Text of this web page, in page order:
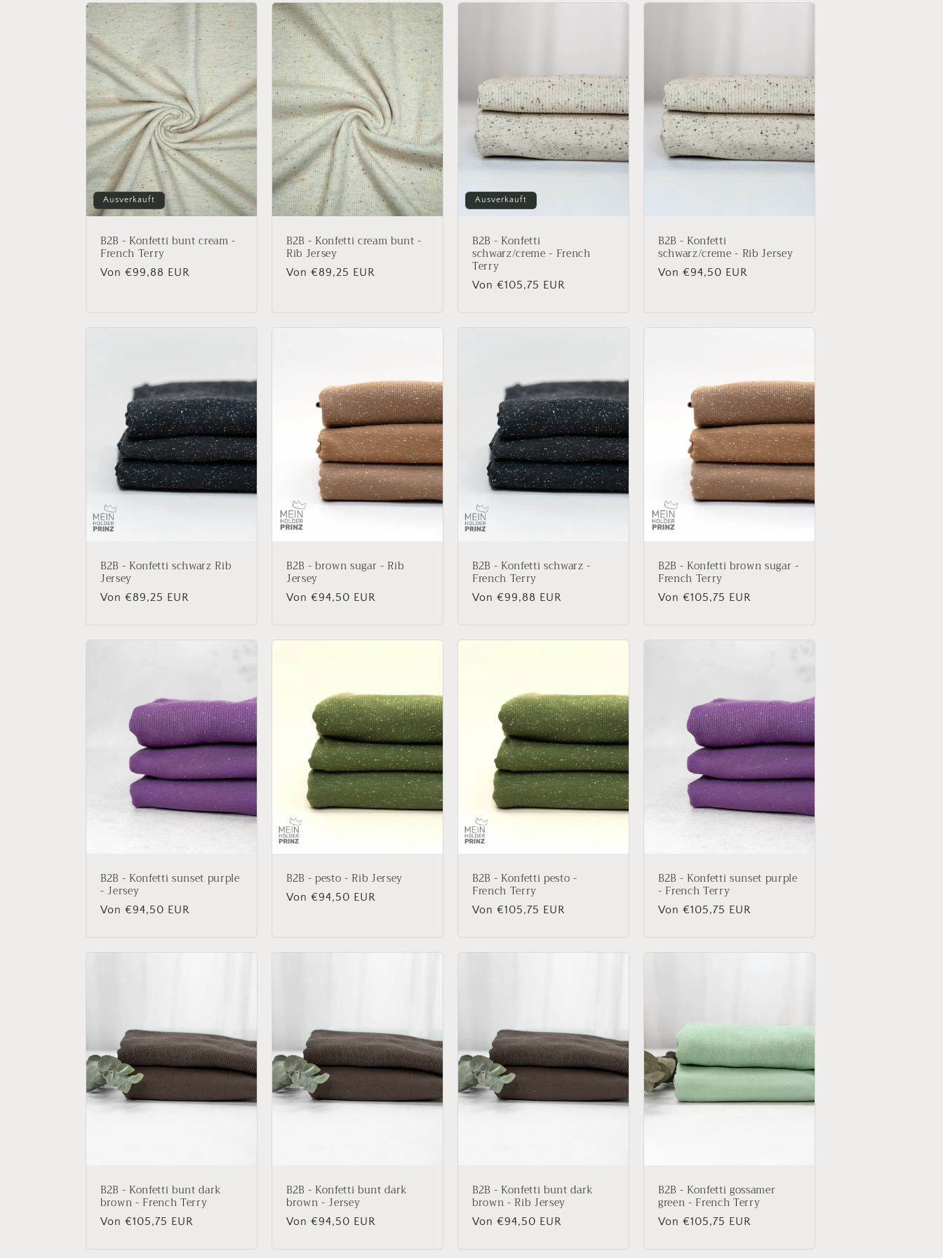
e
g
o
r
i
e
Ausverkauft
B2B - Konfetti bunt cream -
French Terry
Normaler
Von €99,88 EUR
B2B - Konfetti cream bunt -
Rib Jersey
Normaler
Von €89,25 EUR
Ausverkauft
B2B - Konfetti
schwarz/creme - French
Terry
Normaler
Von €105,75 EUR
B2B - Konfetti
schwarz/creme - Rib Jersey
Normaler
Von €94,50 EUR
B2B - Konfetti schwarz Rib
Jersey
Normaler
Von €89,25 EUR
B2B - brown sugar - Rib
Jersey
Normaler
Von €94,50 EUR
B2B - Konfetti schwarz -
French Terry
Normaler
Von €99,88 EUR
B2B - Konfetti brown sugar -
French Terry
Normaler
Von €105,75 EUR
B2B - Konfetti sunset purple
- Jersey
Normaler
Von €94,50 EUR
B2B - pesto - Rib Jersey
Normaler
Von €94,50 EUR
B2B - Konfetti pesto -
French Terry
Normaler
Von €105,75 EUR
B2B - Konfetti sunset purple
- French Terry
Normaler
Von €105,75 EUR
B2B - Konfetti bunt dark
brown - French Terry
Normaler
Von €105,75 EUR
B2B - Konfetti bunt dark
brown - Jersey
Normaler
Von €94,50 EUR
B2B - Konfetti bunt dark
brown - Rib Jersey
Normaler
Von €94,50 EUR
B2B - Konfetti gossamer
green - French Terry
Normaler
Von €105,75 EUR